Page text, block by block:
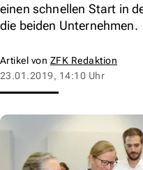
einen schnellen Start in
die beiden Unternehmen.
Artikel von ZFK Redaktion
23.01.2019, 14:10 Uhr